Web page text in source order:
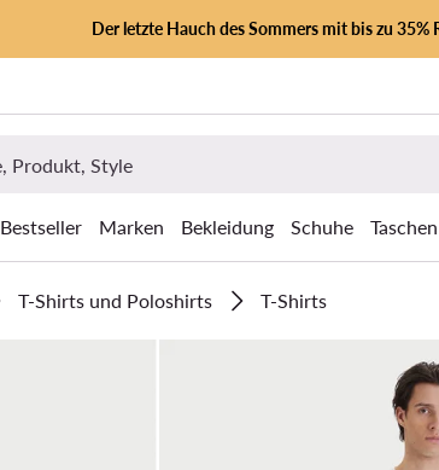
Der letzte Hauch des Sommers mit bis zu 35%
Bestseller Marken Bekleidung Schuhe
T-Shirts und Poloshirts T-Shirts